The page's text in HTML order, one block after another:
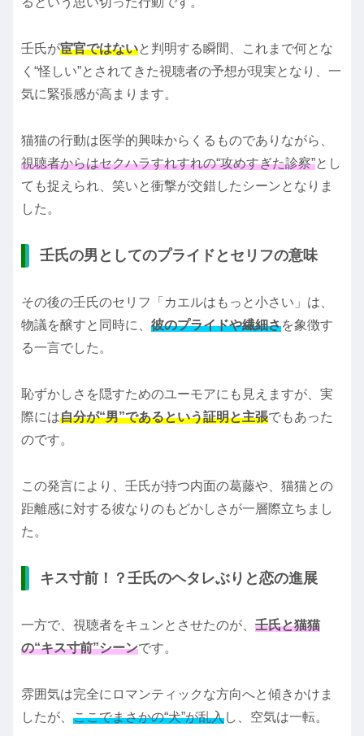
壬氏が宦官ではないと判明する瞬間、これまで何とな
く“怪しい”とされてきた視聴者の予想が現実となり、一
気に緊張感が高まります。
猫猫の行動は医学的興味からくるものでありながら、
視聴者からはセクハラすれすれの“攻めすぎた診察”とし
ても捉えられ、笑いと衝撃が交錯したシーンとなりま
した。
壬氏の男としてのプライドとセリフの意味
その後の壬氏のセリフ「カエルはもっと小さい」は、
物議を醸すと同時に、 彼のプライドや繊細さを象徴す
る一言でした。
恥ずかしさを隠すためのユーモアにも見えますが、実
際には自分が“男”であるという証明と主張でもあった
のです。
この発言により、壬氏が持つ内面の葛藤や、猫猫との
距離感に対する彼なりのもどかしさが一層際立ちまし
た。
キス寸前！？壬氏のヘタレぶりと恋の進展
一方で、視聴者をキュンとさせたのが、 壬氏と猫猫
の“キス寸前”シーンです。
雰囲気は完全にロマンティックな方向へと傾きかけま
したが、 ここでまさかの“犬”が乱入し、空気は一転。